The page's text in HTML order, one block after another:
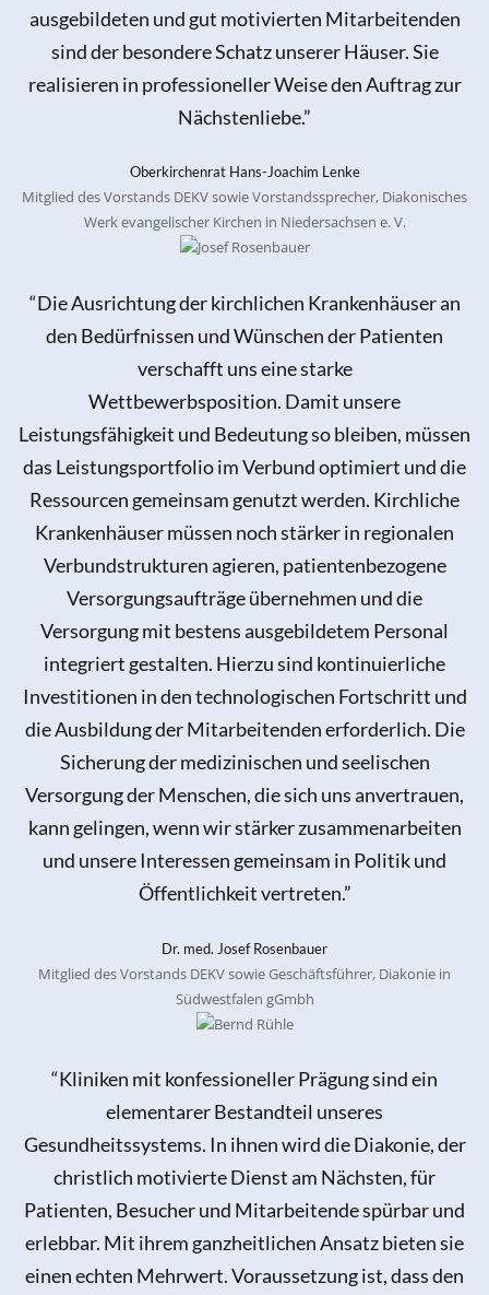
ausgebildeten und gut motivierten Mitarbeitenden
sind der besondere Schatz unserer Häuser. Sie
realisieren in professioneller Weise den Auftrag zur
Nächstenliebe.”
Oberkirchenrat Hans-Joachim Lenke
Mitglied des Vorstands DEKV sowie Vorstandssprecher, Diakonisches
Werk evangelischer Kirchen in Niedersachsen e. V.
“Die Ausrichtung der kirchlichen Krankenhäuser an
den Bedürfnissen und Wünschen der Patienten
verschafft uns eine starke
Wettbewerbsposition. Damit unsere
Leistungsfähigkeit und Bedeutung so bleiben, müssen
das Leistungsportfolio im Verbund optimiert und die
Ressourcen gemeinsam genutzt werden. Kirchliche
Krankenhäuser müssen noch stärker in regionalen
Verbundstrukturen agieren, patientenbezogene
Versorgungsaufträge übernehmen und die
Versorgung mit bestens ausgebildetem Personal
integriert gestalten. Hierzu sind kontinuierliche
Investitionen in den technologischen Fortschritt und
die Ausbildung der Mitarbeitenden erforderlich. Die
Sicherung der medizinischen und seelischen
Versorgung der Menschen, die sich uns anvertrauen,
kann gelingen, wenn wir stärker zusammenarbeiten
und unsere Interessen gemeinsam in Politik und
Öffentlichkeit vertreten.”
Dr. med. Josef Rosenbauer
Mitglied des Vorstands DEKV sowie Geschäftsführer, Diakonie in
Südwestfalen gGmbh
“Kliniken mit konfessioneller Prägung sind ein
elementarer Bestandteil unseres
Gesundheitssystems. In ihnen wird die Diakonie, der
christlich motivierte Dienst am Nächsten, für
Patienten, Besucher und Mitarbeitende spürbar und
erlebbar. Mit ihrem ganzheitlichen Ansatz bieten sie
einen echten Mehrwert. Voraussetzung ist, dass den